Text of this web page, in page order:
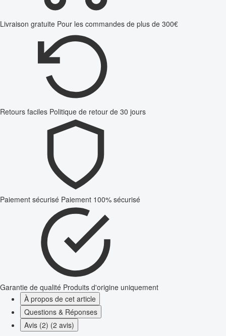
Livraison gratuite Pour les commandes de plus de 300€
Retours faciles Politique de retour de 30 jours
Paiement sécurisé Paiement 100% sécurisé
Garantie de qualité Produits d'origine uniquement
À propos de cet article
Questions & Réponses
Avis (2) (2 avis)